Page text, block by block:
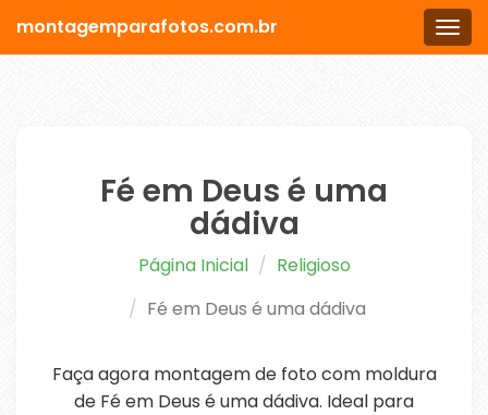
Menu
montagemparafotos.com.br
Fé em Deus é uma
dádiva
Página Inicial
Religioso
Fé em Deus é uma dádiva
Faça agora montagem de foto com moldura
de Fé em Deus é uma dádiva. Ideal para